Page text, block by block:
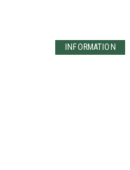
INFORMATION